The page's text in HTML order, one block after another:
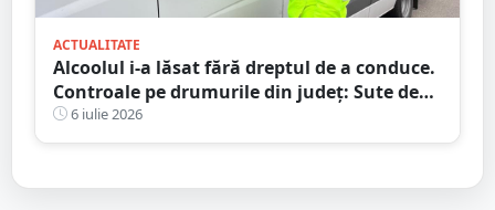
ACTUALITATE
Alcoolul i-a lăsat fără dreptul de a conduce.
Controale pe drumurile din județ: Sute de
amenzi și zeci de șoferi lăsați fără permise
6 iulie 2026